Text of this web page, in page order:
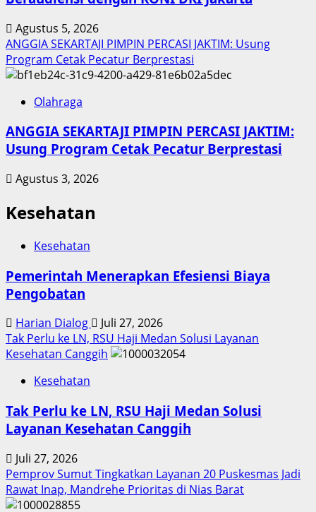
Agustus 5, 2026
ANGGIA SEKARTAJI PIMPIN PERCASI JAKTIM: Usung
Program Cetak Pecatur Berprestasi
Olahraga
ANGGIA SEKARTAJI PIMPIN PERCASI JAKTIM:
Usung Program Cetak Pecatur Berprestasi
Agustus 3, 2026
Kesehatan
Kesehatan
Pemerintah Menerapkan Efesiensi Biaya
Pengobatan
Harian Dialog
Juli 27, 2026
Tak Perlu ke LN, RSU Haji Medan Solusi Layanan
Kesehatan Canggih
Kesehatan
Tak Perlu ke LN, RSU Haji Medan Solusi
Layanan Kesehatan Canggih
Juli 27, 2026
Pemprov Sumut Tingkatkan Layanan 20 Puskesmas Jadi
Rawat Inap, Mandrehe Prioritas di Nias Barat